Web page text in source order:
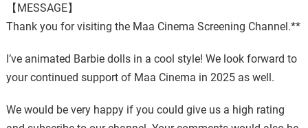
【MESSAGE】
Thank you for visiting the Maa Cinema Screening Channel.**
I’ve animated Barbie dolls in a cool style! We look forward to
your continued support of Maa Cinema in 2025 as well.
We would be very happy if you could give us a high rating